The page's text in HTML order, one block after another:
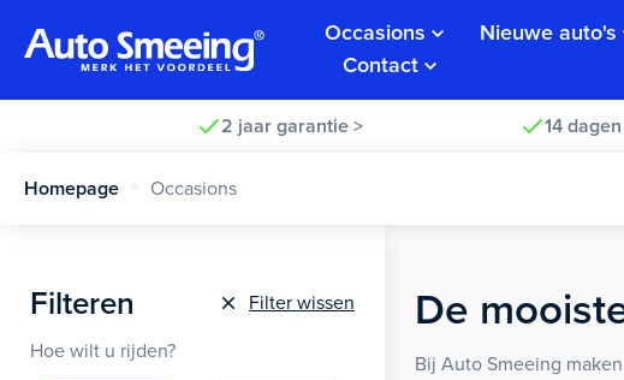
Occasions Nieuwe auto's
Contact
2 jaar garantie > 14
Homepage Occasions
Filteren
Filter wissen
Hoe wilt u rijden?
De
Bij Auto Smeeing